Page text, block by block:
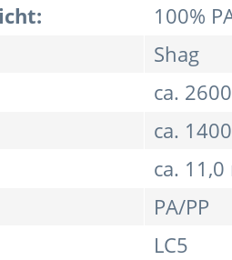
100%
Shag
ca.
ca.
ca.
PA/PP
LC5